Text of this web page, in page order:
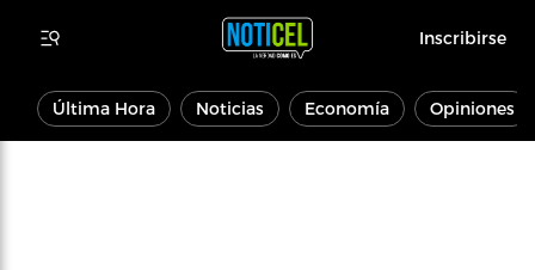
Inscribirse
Última Hora Noticias Economía Opiniones